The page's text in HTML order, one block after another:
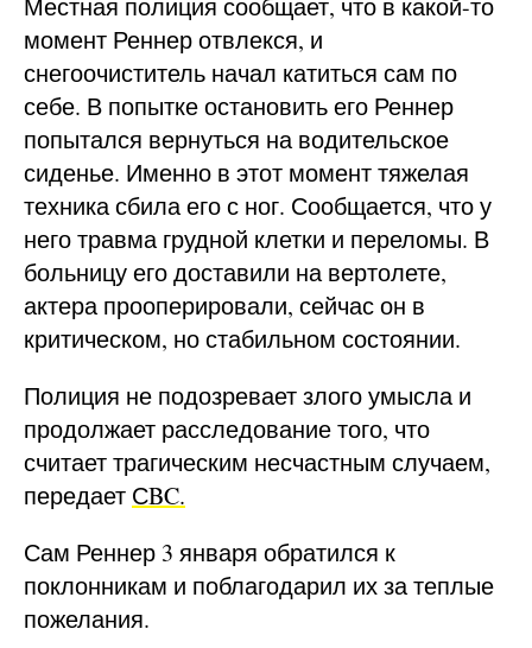
момент Реннер отвлекся, и
снегоочиститель начал катиться сам по
себе. В попытке остановить его Реннер
попытался вернуться на водительское
сиденье. Именно в этот момент тяжелая
техника сбила его с ног. Сообщается, что у
него травма грудной клетки и переломы. В
больницу его доставили на вертолете,
актера прооперировали, сейчас он в
критическом, но стабильном состоянии.
Полиция не подозревает злого умысла и
продолжает расследование того, что
считает трагическим несчастным случаем,
передает СBC.
Сам Реннер 3 января обратился к
поклонникам и поблагодарил их за теплые
пожелания.